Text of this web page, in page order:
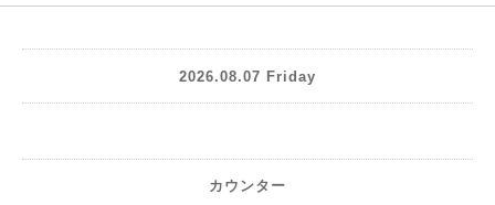
2026.08.07 Friday
カウンター